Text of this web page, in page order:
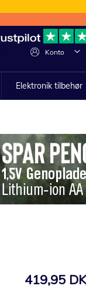
Konto
Elektronik tilbehør
419,95